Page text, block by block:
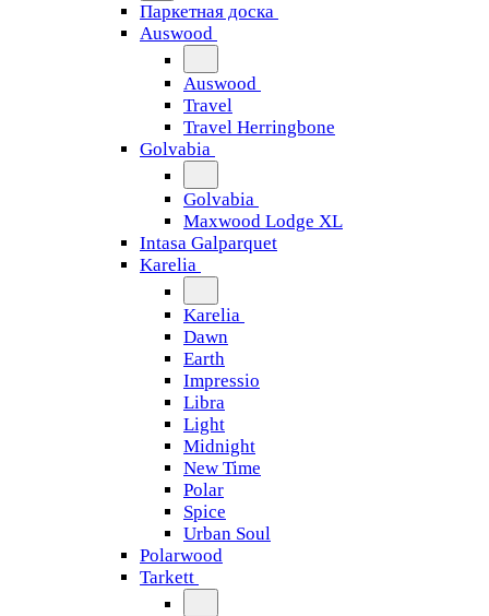
Паркетная доска
Auswood
Auswood
Travel
Travel Herringbone
Golvabia
Golvabia
Maxwood Lodge XL
Intasa Galparquet
Karelia
Karelia
Dawn
Earth
Impressio
Libra
Light
Midnight
New Time
Polar
Spice
Urban Soul
Polarwood
Tarkett